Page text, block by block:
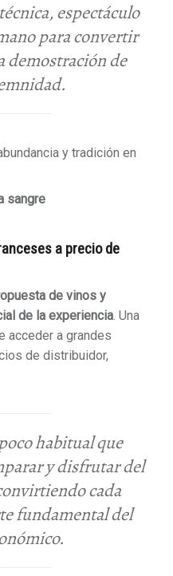
espectáculo
para convertir
demostración de
sangre
a precio de
de vinos y
de la experiencia. Una
acceder a grandes
de distribuidor,
habitual que
y disfrutar del
cada
fundamental del